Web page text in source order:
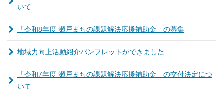
いて
「令和8年度 瀬戸まちの課題解決応援補助金」の募集
地域力向上活動紹介パンフレットができました
「令和7年度 瀬戸まちの課題解決応援補助金」の交付決定につ
いて